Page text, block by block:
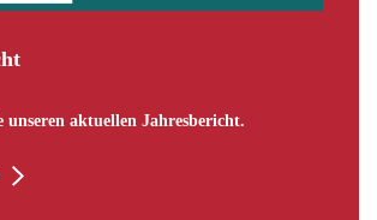
unseren aktuellen Jahresbericht.